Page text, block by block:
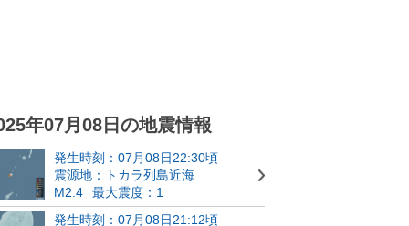
年07月08日の地震情報
発生時刻：07月08日22:30頃
震源地：トカラ列島近海
M2.4
最大震度：1
発生時刻：07月08日21:12頃